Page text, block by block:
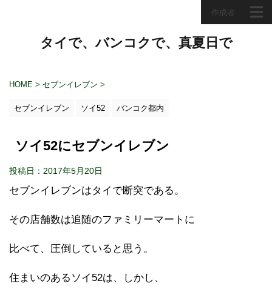
作成者
タイで、バンコクで、真夏日で
HOME > セブンイレブン >
セブンイレブン ソイ52 バンコク都内
ソイ52にセブンイレブン
投稿日：2017年5月20日
セブンイレブンはタイで断突である。
その店舗数は追随のファミリーマートに
比べて、圧倒していると思う。
住まいのあるソイ52は、しかし、